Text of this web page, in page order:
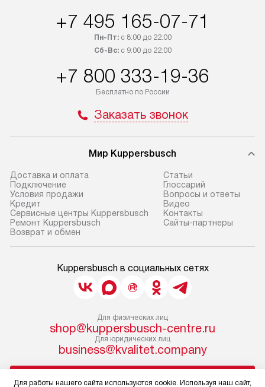
+7 495 165-07-71
Пн-Пт:с 8:00 до 22:00
Сб-Вс:с 9:00 до 22:00
+7 800 333-19-36
Бесплатно по России
Заказать звонок
Мир Kuppersbusch
Доставка и оплата
Подключение
Условия продажи
Кредит
Сервисные центры Kuppersbusch
Ремонт Kuppersbusch
Возврат и обмен
Cтатьи
Глоссарий
Вопросы и ответы
Видео
Контакты
Сайты-партнеры
Kuppersbusch в социальных сетях
Для физических лиц
shop@kuppersbusch-centre.ru
Для юридических лиц
business@kvalitet.company
Для работы нашего сайта используются cookie. Используя наш сайт,